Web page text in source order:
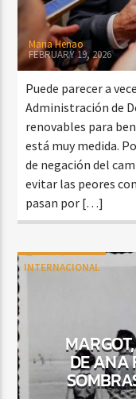
Maria Henao
FEBRUARY 19, 2026
Puede parecer a
Administración de
renovables para
está muy medida.
de negación del
evitar las peores
pasan por […]
INTERNACIONAL
DE ANA